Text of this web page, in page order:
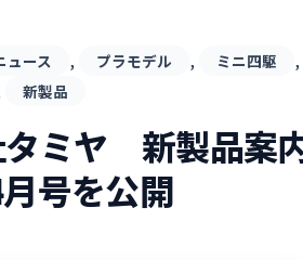
ュース , プラモデル , ミニ四駆 ,
新製品
タミヤ 新製品案
号を公開